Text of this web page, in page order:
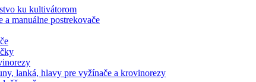
ku kultivátorom
a manuálne postrekovače
lanká, hlavy pre vyžínače a krovinorezy